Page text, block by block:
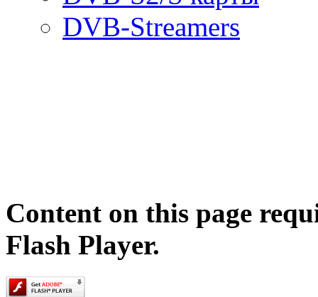
DVB-Streamers
Content on this page
Flash Player.